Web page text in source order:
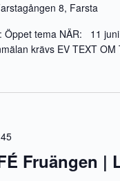
8, Farsta
Öppet tema NÄR: 11
krävs EV TEXT
Fruängen |